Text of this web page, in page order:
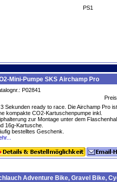
PS1
Mini-Pumpe SKS Airchamp Pro
P02841
3 Sekunden ready to race. Die Airchamp Pro ist
kompakte CO2-Kartuschenpumpe inkl.
zur Montage unter dem
16g-Kartusche.
bestelltes Geschenk.
Adventure Bike, Gravel Bike,